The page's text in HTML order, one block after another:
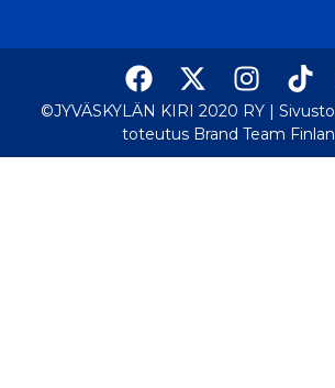
©JYVÄSKYLÄN KIRI 2020 RY |
toteutus Brand Team